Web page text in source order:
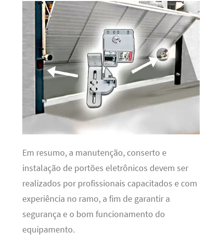
Em resumo, a manutenção, conserto e
instalação de portões eletrônicos devem ser
realizados por profissionais capacitados e com
experiência no ramo, a fim de garantir a
segurança e o bom funcionamento do
equipamento.